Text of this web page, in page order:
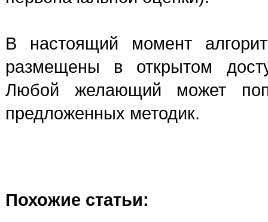
В настоящий момент
размещены в открытом
Любой желающий может
предложенных методик.
Похожие статьи: